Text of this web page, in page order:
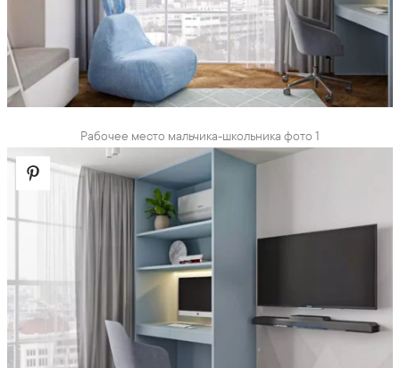
Рабочее место мальчика-школьника фото 1